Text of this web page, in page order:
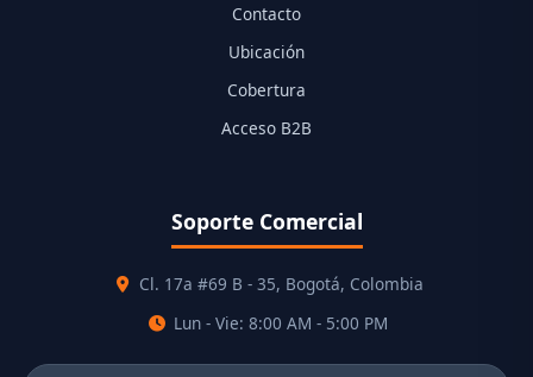
Contacto
Ubicación
Cobertura
Acceso B2B
Soporte Comercial
Cl. 17a #69 B - 35, Bogotá, Colombia
Lun - Vie: 8:00 AM - 5:00 PM